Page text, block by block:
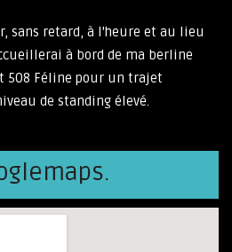
sans retard, à l'heure et au lieu
à bord de ma berline
508 Féline pour un trajet
de standing élevé.